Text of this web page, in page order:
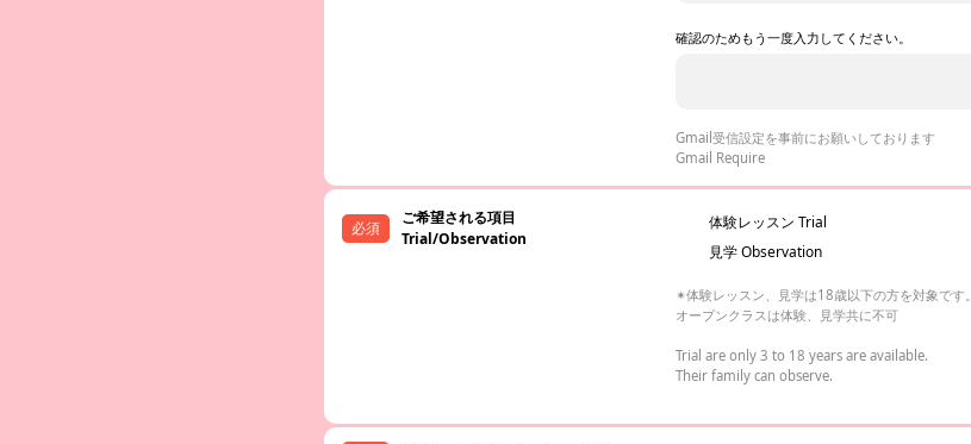
確認のためもう一度入力してください。
Gmail受信設定を事前にお願いしております
Gmail Require
ご希望される項目
Trial/Observation
体験レッスン Trial
見学 Observation
✴︎体験レッスン、見学は18歳以下の方を対象です。
オープンクラスは体験、見学共に不可
Trial are only 3 to 18 years are available.
Their family can observe.